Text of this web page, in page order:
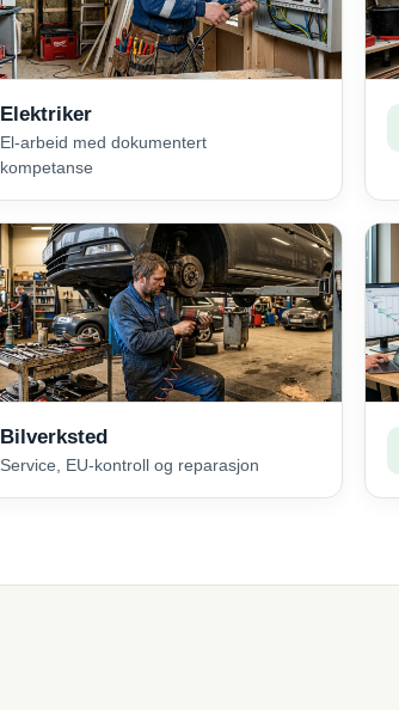
Elektriker
El-arbeid med dokumentert
kompetanse
Bilverksted
Service, EU-kontroll og reparasjon